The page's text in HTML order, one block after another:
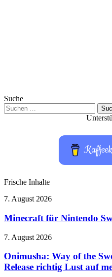
Suche
Suchen
nach:
Frische Inhalte
Minecraft
Nintendo
Switch
2
startet
im
Oktober
7. August 2026
Minecraft für Nintendo
Onimusha:
of
the
Sword
7. August 2026
Onimusha: Way of the
Release richtig Lust auf